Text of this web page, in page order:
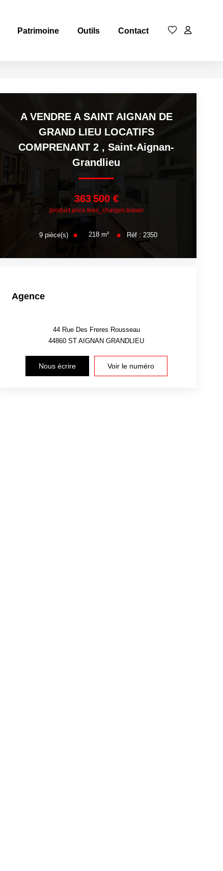
Patrimoine Outils Contact
A VENDRE A SAINT AIGNAN DE
GRAND LIEU LOCATIFS
COMPRENANT 2 ,Saint-Aignan-
Grandlieu
363 500 €
product.price.fees_charges.teaser
9pièce(s) 218m² Réf : 2350
Agence
44 Rue Des Freres Rousseau
44860ST AIGNAN GRANDLIEU
Nous écrire Voir le numéro